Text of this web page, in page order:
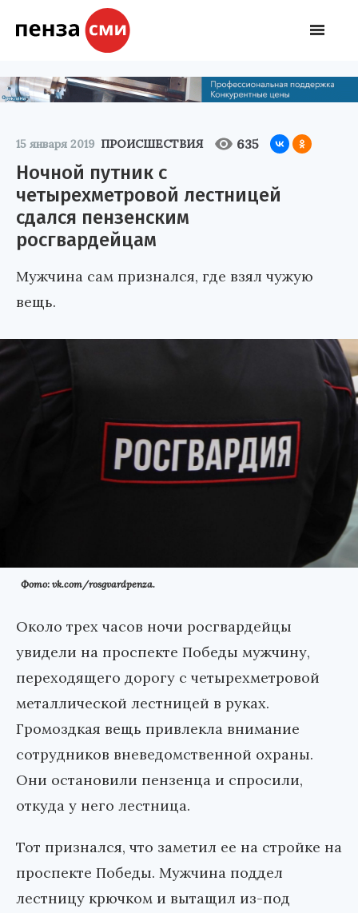
15 января 2019 ПРОИСШЕСТВИЯ 635
Ночной путник с
четырехметровой лестницей
сдался пензенским
росгвардейцам
Мужчина сам признался, где взял чужую
вещь.
Фото: vk.com/rosgvardpenza.
Около трех часов ночи росгвардейцы
увидели на проспекте Победы мужчину,
переходящего дорогу с четырехметровой
металлической лестницей в руках.
Громоздкая вещь привлекла внимание
сотрудников вневедомственной охраны.
Они остановили пензенца и спросили,
откуда у него лестница.
Тот признался, что заметил ее на стройке на
проспекте Победы. Мужчина поддел
лестницу крючком и вытащил из-под